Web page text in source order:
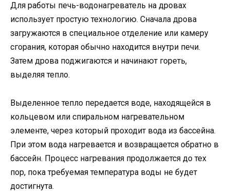
Для работы печь-водонагреватель на дровах
использует простую технологию. Сначала дрова
загружаются в специальное отделение или камеру
сгорания, которая обычно находится внутри печи.
Затем дрова поджигаются и начинают гореть,
выделяя тепло.
Выделенное тепло передается воде, находящейся в
кольцевом или спиральном нагревательном
элементе, через который проходит вода из бассейна.
При этом вода нагревается и возвращается обратно в
бассейн. Процесс нагревания продолжается до тех
пор, пока требуемая температура воды не будет
достигнута.